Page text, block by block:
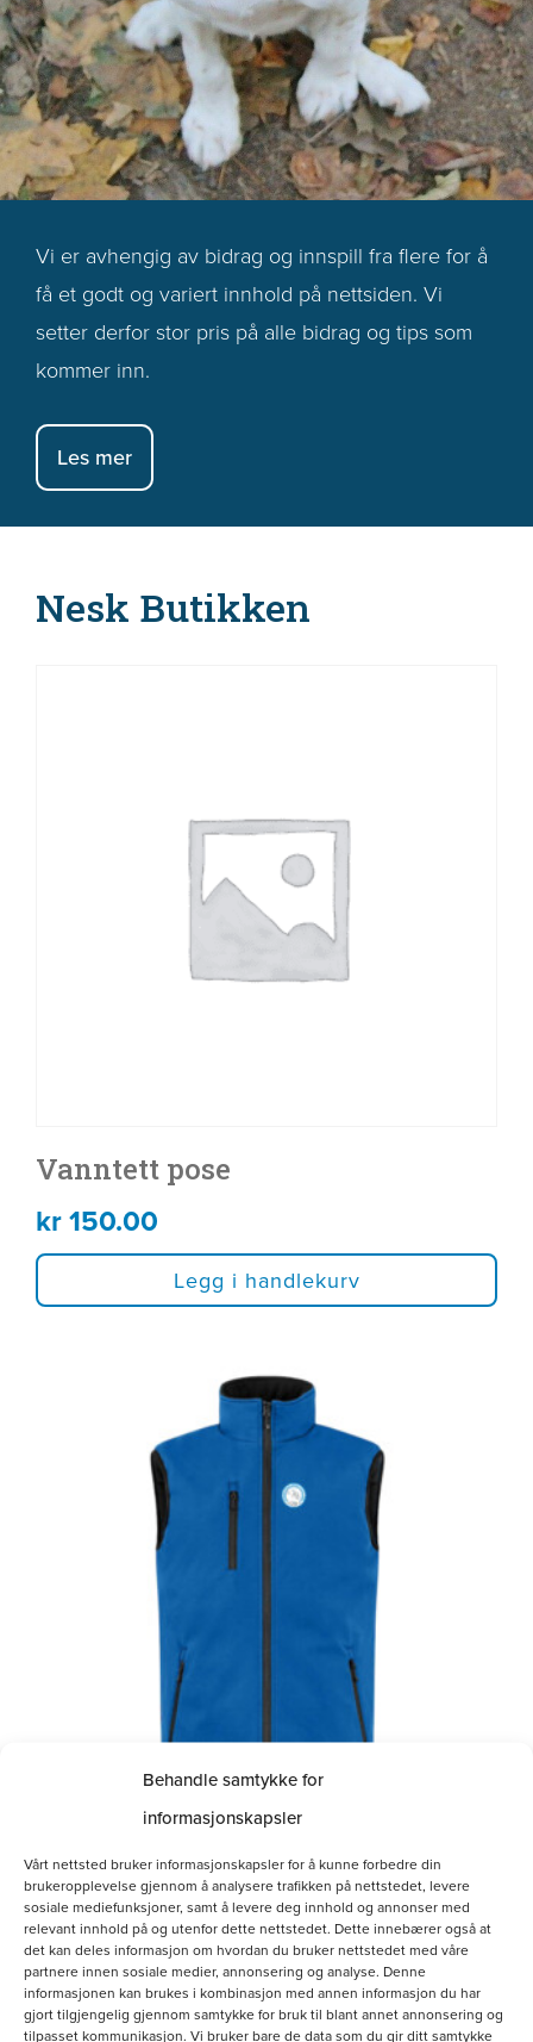
Behandle samtykke for
informasjonskapsler
Vårt nettsted bruker informasjonskapsler for å kunne forbedre din
brukeropplevelse gjennom å analysere trafikken på nettstedet, levere
sosiale mediefunksjoner, samt å levere deg innhold og annonser med
relevant innhold på og utenfor dette nettstedet. Dette innebærer også at
det kan deles informasjon om hvordan du bruker nettstedet med våre
partnere innen sosiale medier, annonsering og analyse. Denne
informasjonen kan brukes i kombinasjon med annen informasjon du har
gjort tilgjengelig gjennom samtykke for bruk til blant annet annonsering og
tilpasset kommunikasjon. Vi bruker bare de data som du gir ditt samtykke
Vi er avhengig av bidrag og innspill fra flere for å
få et godt og variert innhold på nettsiden. Vi
setter derfor stor pris på alle bidrag og tips som
kommer inn.
Les mer
Nesk Butikken
Vanntett pose
kr150.00
Legg i handlekurv
Softshellvest Herre
kr800.00
Velg alternativ
Alternativene
produktsiden